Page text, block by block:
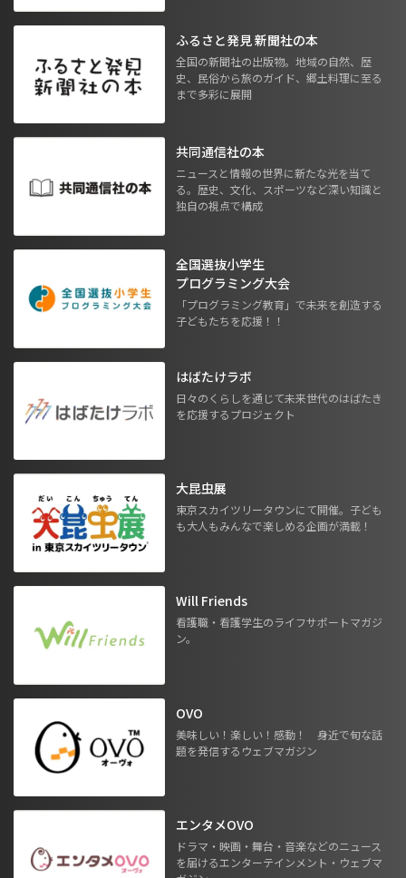
ふるさと発見 新聞社の本
全国の新聞社の出版物。地域の自然、歴
史、民俗から旅のガイド、郷土料理に至る
まで多彩に展開
共同通信社の本
ニュースと情報の世界に新たな光を当て
る。歴史、文化、スポーツなど深い知識と
独自の視点で構成
全国選抜小学生
プログラミング大会
「プログラミング教育」で未来を創造する
子どもたちを応援！！
はばたけラボ
日々のくらしを通じて未来世代のはばたき
を応援するプロジェクト
大昆虫展
東京スカイツリータウンにて開催。子ども
も大人もみんなで楽しめる企画が満載！
Will Friends
看護職・看護学生のライフサポートマガジ
ン。
OVO
美味しい！楽しい！感動！ 身近で旬な話
題を発信するウェブマガジン
エンタメOVO
ドラマ・映画・舞台・音楽などのニュース
を届けるエンターテインメント・ウェブマ